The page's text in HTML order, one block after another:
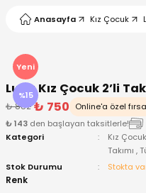
Anasayfa Kız Çocuk
Yeni
%15
Luna Kız Çocuk 2’li
₺ 882 ₺ 750 Online'a özel
₺ 143 den başlayan taksitlerle!
Kategori
Kız Çocuk
Takımı ,
Stok Durumu
Stokta
Renk
Giyim
Bere ve Eldiven
Body
Body
ve Patik
Çıkışı ve Zıbın Seti